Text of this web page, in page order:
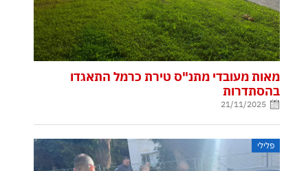
מאות מעובדי מתנ"ס טירת כרמל התאגדו
בהסתדרות
21/11/2025
פלילי